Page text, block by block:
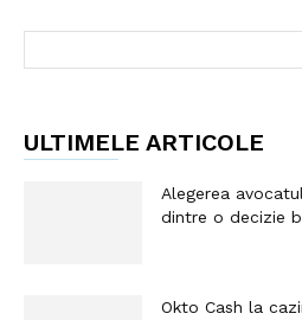
ULTIMELE ARTICOLE
Alegerea
dintre o decizie
Okto Cash la